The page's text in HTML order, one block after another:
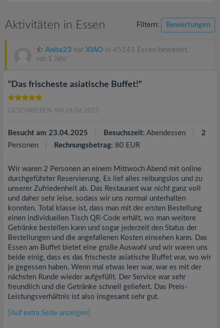
Aktivitäten in Essen Filtern: Bewertungen
Anita23 hat XIAO in 45141 Essen bewertet.
vor 1 Jahr
"Das frischeste asiatische Buffet!"
GESCHRIEBEN AM 24.04.2025
Besucht am 23.04.2025 Besuchszeit: Abendessen
2
Personen
Rechnungsbetrag: 80 EUR
Wir waren 2 Personen an einem Mittwoch Abend mit online
durchgeführter Reservierung. Es lief alles reibungslos und zu
unserer Zufriedenheit ab. Das Restaurant war nicht ganz voll
und daher sehr leise, sodass wir uns normal unterhalten
konnten. Total klasse ist, dass man mit der ersten Bestellung
einen individuellen Tisch QR-Code erhält, wo man weitere
Getränke bestellen kann und sogar jederzeit den Status der
Bestellungen und die angefallenen Kosten einsehen kann. Das
Essen am Buffet bietet eine große Auswahl und wir waren uns
beide einig, dass es das frischeste asiatische Buffet war, wo wir
je gegessen haben. Wenn mal etwas leer war, war es mit der
nächsten Runde wieder aufgefüllt. Der Service war sehr
freundlich und die Getränke schnell geliefert. Das Preis-
Leistungsverhältnis ist also insgesamt sehr gut.
[Auf extra Seite anzeigen]